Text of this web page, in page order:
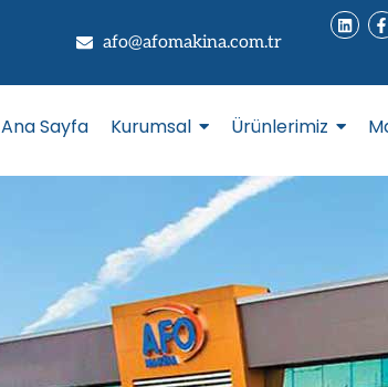
afo@afomakina.com.tr
Ana Sayfa Kurumsal Ürünlerimiz